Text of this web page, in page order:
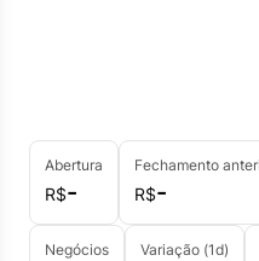
Abertura
R$-
Fechamento
R$-
Negócios Variação (1d)